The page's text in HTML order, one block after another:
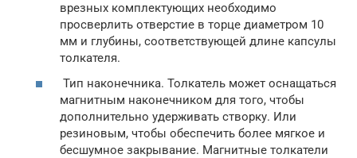
врезных комплектующих необходимо
просверлить отверстие в торце диаметром 10
мм и глубины, соответствующей длине капсулы
толкателя.
Тип наконечника. Толкатель может оснащаться
магнитным наконечником для того, чтобы
дополнительно удерживать створку. Или
резиновым, чтобы обеспечить более мягкое и
бесшумное закрывание. Магнитные толкатели